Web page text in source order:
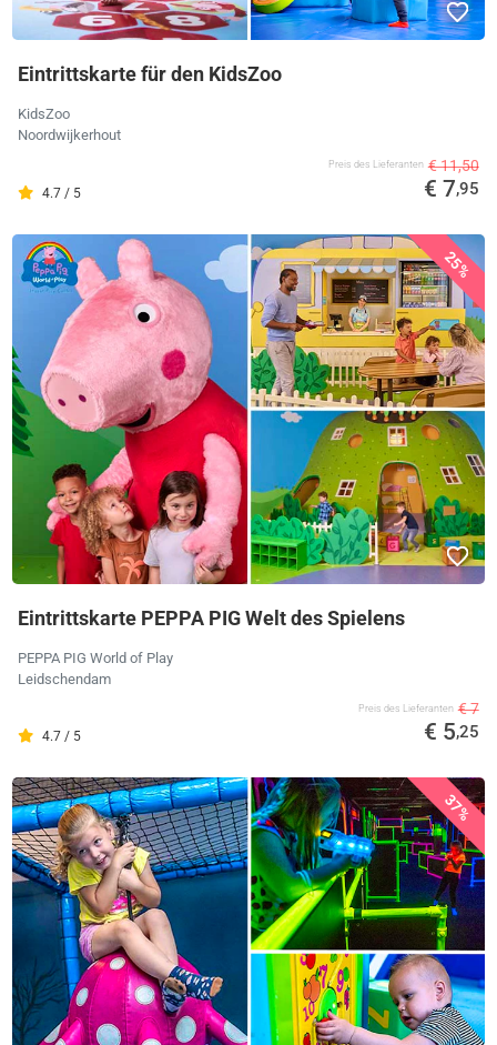
Eintrittskarte für den KidsZoo
KidsZoo
Noordwijkerhout
4.7 / 5
Preis des Lieferanten € 11,50
€ 7,95
25%
Eintrittskarte PEPPA PIG Welt des Spielens
PEPPA PIG World of Play
Leidschendam
4.7 / 5
Preis des Lieferanten € 7
€ 5,25
37%